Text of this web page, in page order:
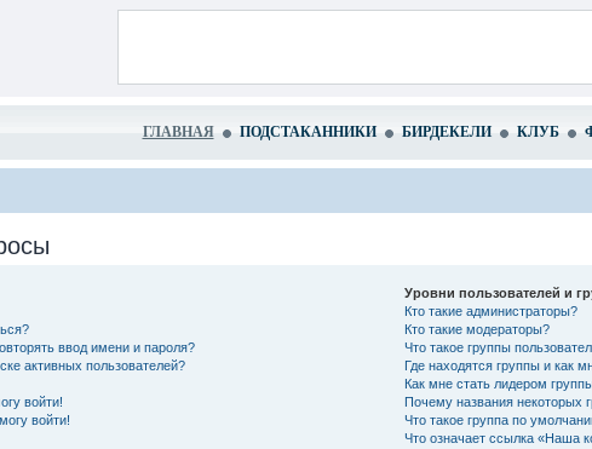
ГЛАВНАЯ ПОДСТАКАННИКИ БИРДЕКЕЛИ КЛУБ
ввод имени и пароля?
активных пользователей?
войти!
войти!
Уровни пользователей и
Кто такие администраторы?
Кто такие модераторы?
Что такое группы
Где находятся группы и как
Как мне стать лидером
Почему названия некоторых
Что такое группа по
Что означает ссылка «Наша